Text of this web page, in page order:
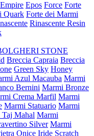
Empire Epos Force Forte
Quark Forte dei Marmi
Rinascente Resin
STONE
Breccia Capraia Breccia
Green Sky Honey
Azul Macauba Marmi
Bernini Marmi Bronze
Crema Marfil Marmi
Marmi Statuario Marmi
Mahal Marmi
Silver Marmi
Onice Iride Scratch